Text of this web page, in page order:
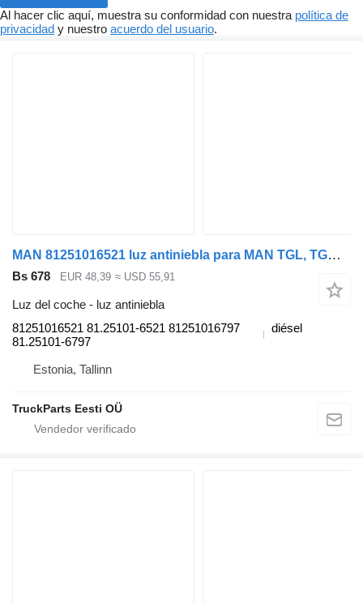
Al hacer clic aquí, muestra su conformidad con nuestra política de
privacidad y nuestro acuerdo del usuario.
MAN 81251016521 luz antiniebla para MAN TGL, TGM, TGS, TGX (2005-2021) cabeza tractora
Bs 678 EUR 48,39 ≈ USD 55,91
Luz del coche - luz antiniebla
81251016521 81.25101-6521 81251016797
81.25101-6797
diésel
Estonia, Tallinn
TruckParts Eesti OÜ